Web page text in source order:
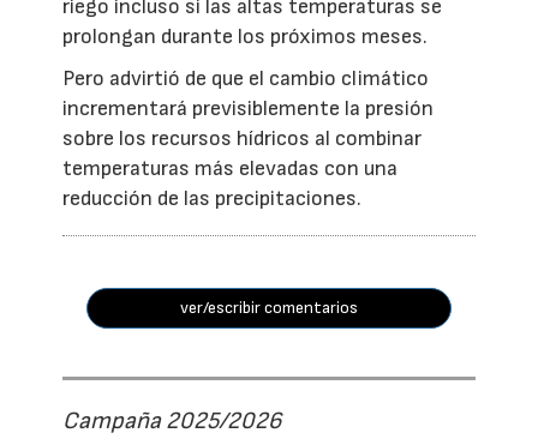
riego incluso si las altas temperaturas se
prolongan durante los próximos meses.
Pero advirtió de que el cambio climático
incrementará previsiblemente la presión
sobre los recursos hídricos al combinar
temperaturas más elevadas con una
reducción de las precipitaciones.
ver/escribir comentarios
Campaña 2025/2026